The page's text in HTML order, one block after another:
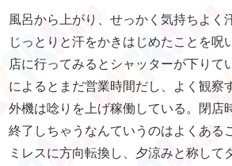
風呂から上がり、せっかく気持ちよく
じっとりと汗をかきはじめたことを呪
店に行ってみるとシャッターが下りて
によるとまだ営業時間だし、よく観察
外機は唸りを上げ稼働している。閉店
終了しちゃうなんていうのはよくある
ミレスに方向転換し、夕涼みと称して